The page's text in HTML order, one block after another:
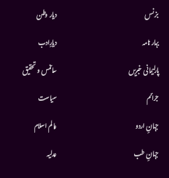
بزنس
بہار نامہ
پارلیمانی خبریں
جرائم
جہانِ اردو
جہانِ طب
دیار وطن
دیارِادب
سائنس و تحقیق
سیاست
عالم اسلام
عدلیہ